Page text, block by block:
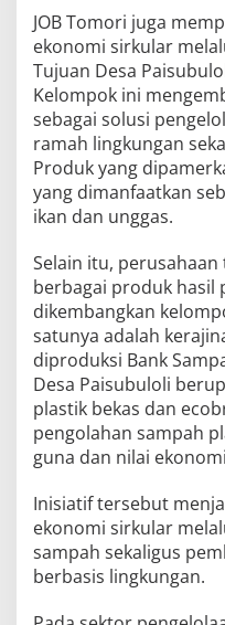
JOB Tomori juga
ekonomi sirkular
Tujuan Desa
Kelompok ini
sebagai solusi
ramah lingkungan
Produk yang
yang dimanfaatkan
ikan dan unggas.
Selain itu,
berbagai produk hasil
dikembangkan
satunya adalah
diproduksi Bank
Desa Paisubuloli
plastik bekas dan
pengolahan sampah
guna dan nilai
Inisiatif tersebut
ekonomi sirkular
sampah sekaligus
berbasis lingkungan.